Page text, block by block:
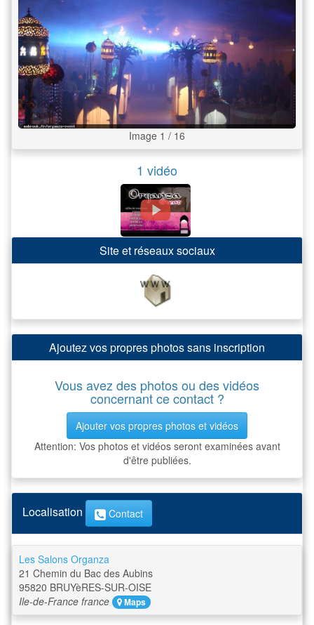
Image 1 / 16
1 vidéo
Site et réseaux sociaux
Ajoutez vos propres photos sans inscription
Vous avez des photos ou des vidéos
concernant ce contact ?
Ajouter vos propres photos et vidéos
Attention: Vos photos et vidéos seront examinées avant
d'être publiées.
Localisation Contact
Les Salons Organza
21 Chemin du Bac des Aubins
95820 BRUYèRES-SUR-OISE
Ile-de-France france Maps